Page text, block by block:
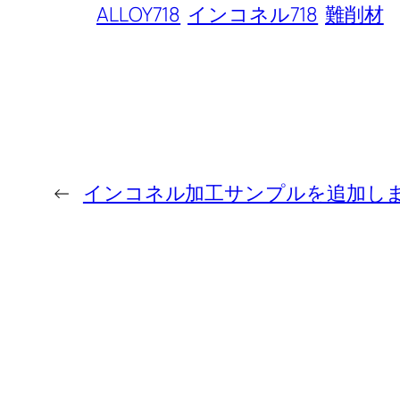
ALLOY718 インコネル718 難削材
← インコネル加工サンプルを追加し